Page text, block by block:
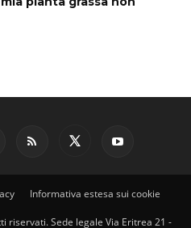
Informativa estesa sui cookie
riservati. Sede legale Via Eritrea 21 -